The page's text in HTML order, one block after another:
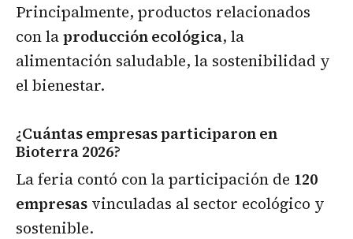
Principalmente, productos relacionados
con laproducción ecológica, la
alimentación saludable, la sostenibilidad y
el bienestar.
¿Cuántas empresas participaron en
Bioterra 2026?
La feria contó con la participación de 120
empresas vinculadas al sector ecológico y
sostenible.